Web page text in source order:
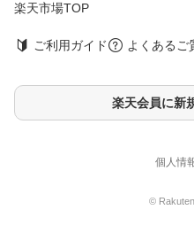
楽天市場TOP
ご利用ガイド よくあるご
楽天会員に新
個人情
©